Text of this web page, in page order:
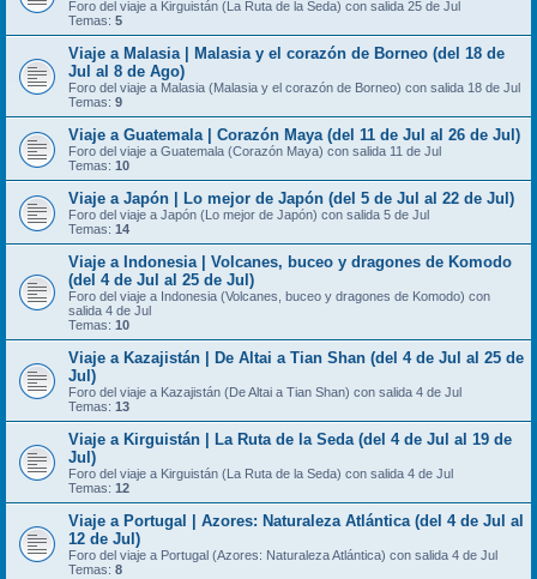
Foro del viaje a Kirguistán (La Ruta de la Seda) con salida 25 de Jul
Temas: 5
Viaje a Malasia | Malasia y el corazón de Borneo (del 18 de
Jul al 8 de Ago)
Foro del viaje a Malasia (Malasia y el corazón de Borneo) con salida 18 de Jul
Temas: 9
Viaje a Guatemala | Corazón Maya (del 11 de Jul al 26 de Jul)
Foro del viaje a Guatemala (Corazón Maya) con salida 11 de Jul
Temas: 10
Viaje a Japón | Lo mejor de Japón (del 5 de Jul al 22 de Jul)
Foro del viaje a Japón (Lo mejor de Japón) con salida 5 de Jul
Temas: 14
Viaje a Indonesia | Volcanes, buceo y dragones de Komodo
(del 4 de Jul al 25 de Jul)
Foro del viaje a Indonesia (Volcanes, buceo y dragones de Komodo) con
salida 4 de Jul
Temas: 10
Viaje a Kazajistán | De Altai a Tian Shan (del 4 de Jul al 25 de
Jul)
Foro del viaje a Kazajistán (De Altai a Tian Shan) con salida 4 de Jul
Temas: 13
Viaje a Kirguistán | La Ruta de la Seda (del 4 de Jul al 19 de
Jul)
Foro del viaje a Kirguistán (La Ruta de la Seda) con salida 4 de Jul
Temas: 12
Viaje a Portugal | Azores: Naturaleza Atlántica (del 4 de Jul al
12 de Jul)
Foro del viaje a Portugal (Azores: Naturaleza Atlántica) con salida 4 de Jul
Temas: 8